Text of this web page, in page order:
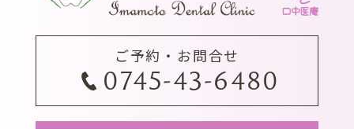
ご予約・お問合せ
0745-43-6480